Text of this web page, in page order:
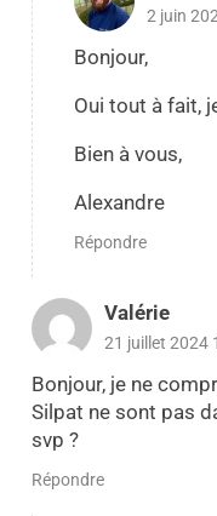
2 juin
Bonjour,
Oui tout à fait,
Bien à vous,
Alexandre
Répondre
Valérie
21 juillet 2024
Bonjour, je ne
Silpat ne sont pas
svp ?
Répondre